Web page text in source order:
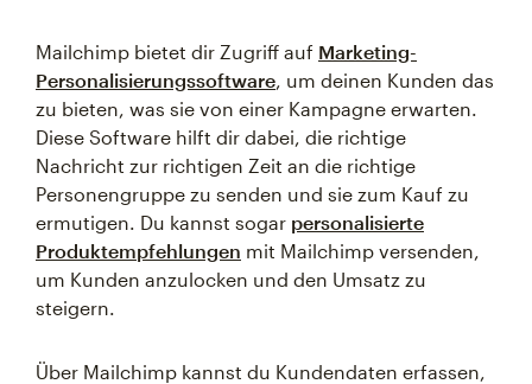
Mailchimp bietet dir Zugriff auf Marketing-
Personalisierungssoftware, um deinen Kunden das
zu bieten, was sie von einer Kampagne erwarten.
Diese Software hilft dir dabei, die richtige
Nachricht zur richtigen Zeit an die richtige
Personengruppe zu senden und sie zum Kauf zu
ermutigen. Du kannst sogar personalisierte
Produktempfehlungen mit Mailchimp versenden,
um Kunden anzulocken und den Umsatz zu
steigern.
Über Mailchimp kannst du Kundendaten erfassen,